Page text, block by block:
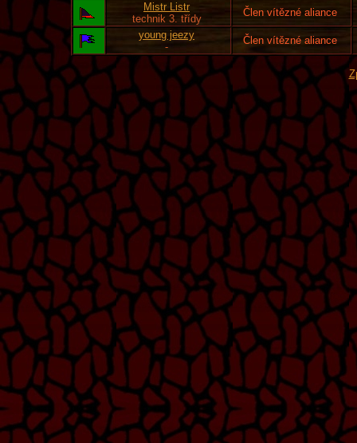
Mistr Listr
technik 3. třídy
Člen vítězné aliance
young jeezy
-
Člen vítězné aliance